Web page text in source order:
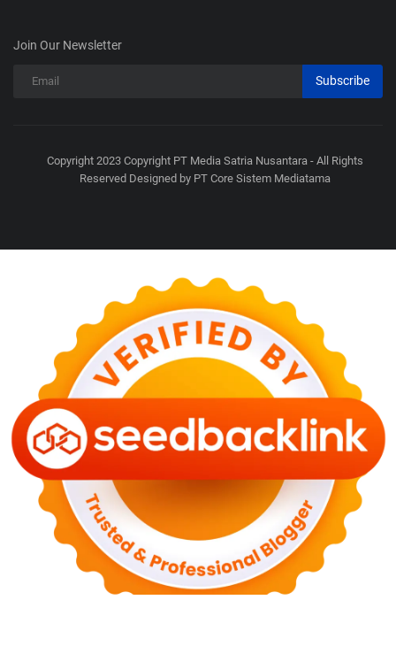
Join Our Newsletter
Subscribe
Copyright 2023 Copyright PT Media Satria Nusantara - All Rights
Reserved Designed by PT Core Sistem Mediatama